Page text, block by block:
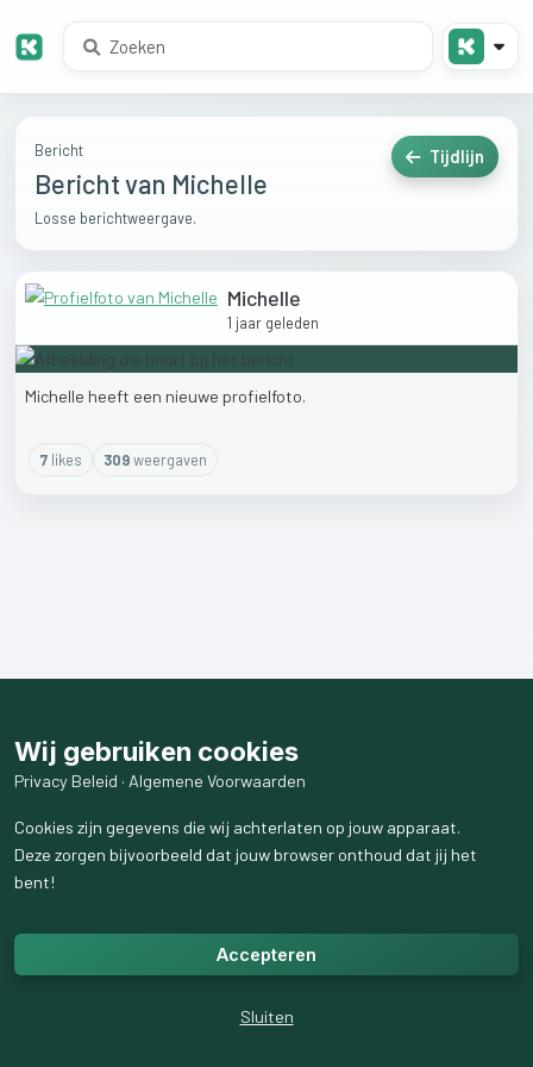
Bericht
Bericht van Michelle
Losse berichtweergave.
Tijdlijn
Michelle
1 jaar geleden
Michelle heeft een nieuwe profielfoto.
7likes 309weergaven
Wij gebruiken cookies
Privacy Beleid · Algemene Voorwaarden
Cookies zijn gegevens die wij achterlaten op jouw apparaat.
Deze zorgen bijvoorbeeld dat jouw browser onthoud dat jij het
bent!
Accepteren
Sluiten